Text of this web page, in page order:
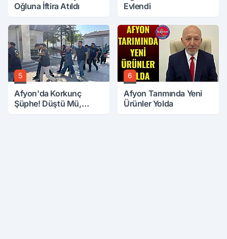
Oğluna İftira Atıldı
Evlendi
5
Afyon'da Korkunç
Şüphe! Düştü Mü,
6
Afyon Tarımında Yeni
Ürünler Yolda